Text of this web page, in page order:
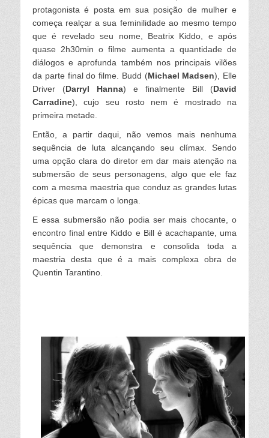
protagonista é posta em sua posição de mulher e
começa realçar a sua feminilidade ao mesmo tempo
que é revelado seu nome, Beatrix Kiddo, e após
quase 2h30min o filme aumenta a quantidade de
diálogos e aprofunda também nos principais vilões
da parte final do filme. Budd (Michael Madsen), Elle
Driver (Darryl Hanna) e finalmente Bill (David
Carradine), cujo seu rosto nem é mostrado na
primeira metade.
Então, a partir daqui, não vemos mais nenhuma
sequência de luta alcançando seu clímax. Sendo
uma opção clara do diretor em dar mais atenção na
submersão de seus personagens, algo que ele faz
com a mesma maestria que conduz as grandes lutas
épicas que marcam o longa.
E essa submersão não podia ser mais chocante, o
encontro final entre Kiddo e Bill é acachapante, uma
sequência que demonstra e consolida toda a
maestria desta que é a mais complexa obra de
Quentin Tarantino.